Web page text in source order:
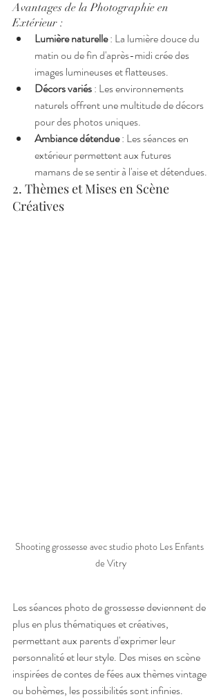
Avantages de la Photographie en
Extérieur :
Lumière naturelle : La lumière douce du
matin ou de fin d'après-midi crée des
images lumineuses et flatteuses.
Décors variés : Les environnements
naturels offrent une multitude de décors
pour des photos uniques.
Ambiance détendue : Les séances en
extérieur permettent aux futures
mamans de se sentir à l'aise et détendues.
2. Thèmes et Mises en Scène
Créatives
Shooting grossesse avec studio photo Les Enfants
de Vitry
Les séances photo de grossesse deviennent de
plus en plus thématiques et créatives,
permettant aux parents d'exprimer leur
personnalité et leur style. Des mises en scène
inspirées de contes de fées aux thèmes vintage
ou bohèmes, les possibilités sont infinies.